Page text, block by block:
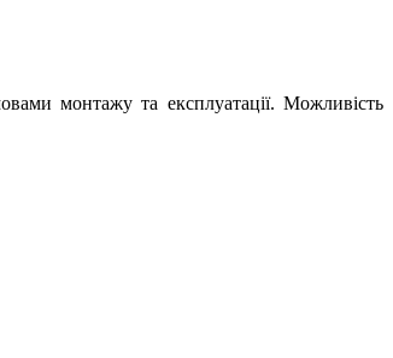
монтажу та експлуатації. Можливість